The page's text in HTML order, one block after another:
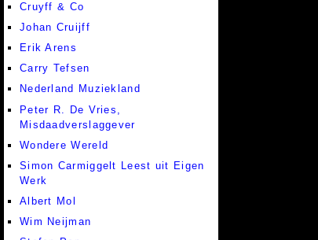
Cruyff & Co
Johan Cruijff
Erik Arens
Carry Tefsen
Nederland Muziekland
Peter R. De Vries,
Misdaadverslaggever
Wondere Wereld
Simon Carmiggelt Leest uit Eigen
Werk
Albert Mol
Wim Neijman